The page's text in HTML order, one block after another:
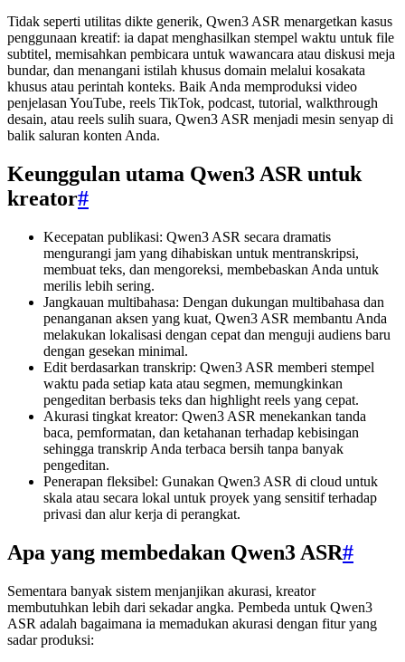
Tidak seperti utilitas dikte generik, Qwen3 ASR menargetkan kasus
penggunaan kreatif: ia dapat menghasilkan stempel waktu untuk file
subtitel, memisahkan pembicara untuk wawancara atau diskusi meja
bundar, dan menangani istilah khusus domain melalui kosakata
khusus atau perintah konteks. Baik Anda memproduksi video
penjelasan YouTube, reels TikTok, podcast, tutorial, walkthrough
desain, atau reels sulih suara, Qwen3 ASR menjadi mesin senyap di
balik saluran konten Anda.
Keunggulan utama Qwen3 ASR untuk
kreator#
Kecepatan publikasi: Qwen3 ASR secara dramatis
mengurangi jam yang dihabiskan untuk mentranskripsi,
membuat teks, dan mengoreksi, membebaskan Anda untuk
merilis lebih sering.
Jangkauan multibahasa: Dengan dukungan multibahasa dan
penanganan aksen yang kuat, Qwen3 ASR membantu Anda
melakukan lokalisasi dengan cepat dan menguji audiens baru
dengan gesekan minimal.
Edit berdasarkan transkrip: Qwen3 ASR memberi stempel
waktu pada setiap kata atau segmen, memungkinkan
pengeditan berbasis teks dan highlight reels yang cepat.
Akurasi tingkat kreator: Qwen3 ASR menekankan tanda
baca, pemformatan, dan ketahanan terhadap kebisingan
sehingga transkrip Anda terbaca bersih tanpa banyak
pengeditan.
Penerapan fleksibel: Gunakan Qwen3 ASR di cloud untuk
skala atau secara lokal untuk proyek yang sensitif terhadap
privasi dan alur kerja di perangkat.
Apa yang membedakan Qwen3 ASR#
Sementara banyak sistem menjanjikan akurasi, kreator
membutuhkan lebih dari sekadar angka. Pembeda untuk Qwen3
ASR adalah bagaimana ia memadukan akurasi dengan fitur yang
sadar produksi: